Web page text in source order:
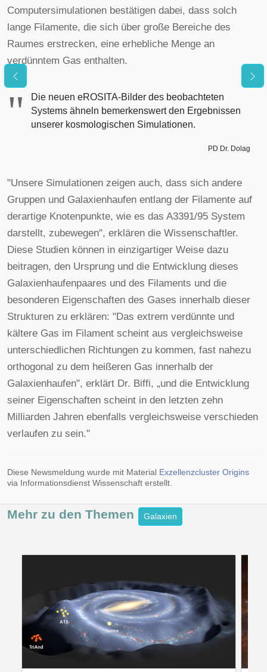
Computersimulationen bestätigen dabei, dass solch
lange Filamente, die sich über große Bereiche des
Raumes erstrecken, eine erhebliche Menge an
verdünntem Gas enthalten.
"
Die neuen eROSITA-Bilder des beobachteten
Systems ähneln bemerkenswert den Ergebnissen
unserer kosmologischen Simulationen.
PD Dr. Dolag
"Unsere Simulationen zeigen auch, dass sich andere
Gruppen und Galaxienhaufen entlang der Filamente auf
derartige Knotenpunkte, wie es das A3391/95 System
darstellt, zubewegen", erklären die Wissenschaftler.
Diese Studien können in einzigartiger Weise dazu
beitragen, den Ursprung und die Entwicklung dieses
Galaxienhaufenpaares und des Filaments und die
besonderen Eigenschaften des Gases innerhalb dieser
Strukturen zu erklären: "Das extrem verdünnte und
kältere Gas im Filament scheint aus vergleichsweise
unterschiedlichen Richtungen zu kommen, fast nahezu
orthogonal zu dem heißeren Gas innerhalb der
Galaxienhaufen", erklärt Dr. Biffi, „und die Entwicklung
seiner Eigenschaften scheint in den letzten zehn
Milliarden Jahren ebenfalls vergleichsweise verschieden
verlaufen zu sein."
Diese Newsmeldung wurde mit Material
Exzellenzcluster Origins
via Informationsdienst Wissenschaft erstellt.
Mehr zu den Themen Galaxien